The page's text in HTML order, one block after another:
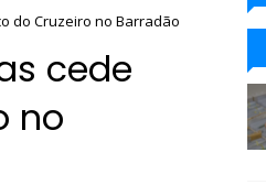
do Cruzeiro no Barradão
cede
no